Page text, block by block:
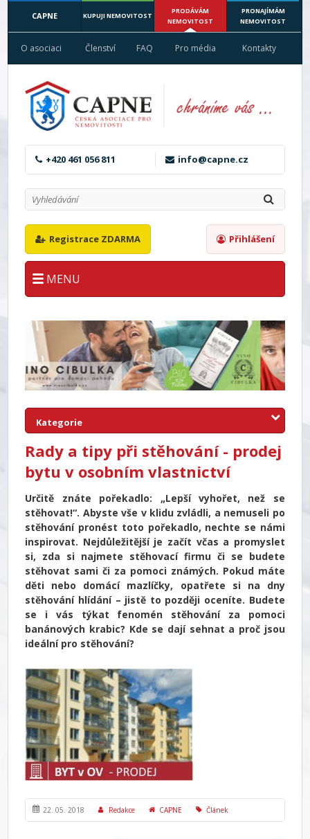
CAPNE KUPUJI NEMOVITOST
PRODÁVÁM
NEMOVITOST
PRONAJÍMÁM
NEMOVITOST
O asociaci Členství FAQ Pro média Kontakty
+420 461 056 811 info@capne.cz
Registrace ZDARMA Přihlášení
MENU
Kategorie
Rady a tipy při stěhování - prodej
bytu v osobním vlastnictví
Určitě znáte pořekadlo: „Lepší vyhořet, než se
stěhovat!“. Abyste vše v klidu zvládli, a nemuseli po
stěhování pronést toto pořekadlo, nechte se námi
inspirovat. Nejdůležitější je začít včas a promyslet
si, zda si najmete stěhovací firmu či se budete
stěhovat sami či za pomoci známých. Pokud máte
děti nebo domácí mazlíčky, opatřete si na dny
stěhování hlídání – jistě to později oceníte. Budete
se i vás týkat fenomén stěhování za pomoci
banánových krabic? Kde se dají sehnat a proč jsou
ideální pro stěhování?
22. 05. 2018 Redakce CAPNE Článek